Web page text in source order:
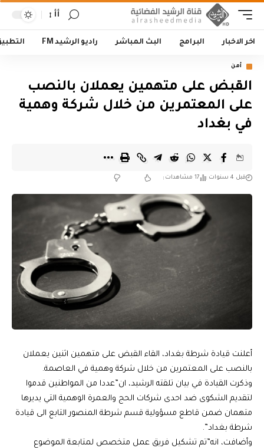
أأ
اخر الاخبار البرامج البث المباشر راديو الرشيد FM
أمن
القبض على متهمين يعملان بالنصب
على المعتمرين من خلال شركة وهمية
في بغداد
قبل 4 سنوات 17 مشاهدات
أعلنت قيادة شرطة بغداد، القاء القبض على متهمين اثنين يعملان
بالنصب على المعتمرين من خلال شركة وهمية في العاصمة.
وذكرت القيادة في بيان تلقته الرشيد، ان”عددا من المواطنين قدموا
لتقديم الشكوى ضد احدى شركات الحج والعمرة الوهمية التي يديرها
متهمان ضمن قاطع مسؤولية قسم شرطة المنصور التابع الى قيادة
شرطة بغداد”.
وأضافت، انه”تم تشكيل فريق عمل متخصص لمتابعة الموضوع